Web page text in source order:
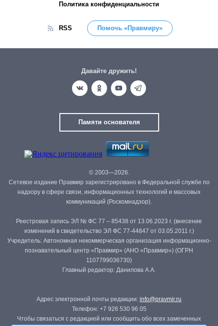
Политика конфиденциальности
RSS Помочь «Правмиру»
Давайте дружить!
Памяти основателя
© 2003—2026.
Сетевое издание Правмир зарегистрировано в Федеральной службе по
надзору в сфере связи, информационных технологий и массовых
коммуникаций (Роскомнадзор).
Реестровая запись ЭЛ № ФС 77 – 85438 от 13.06.2023 г. (внесение
изменений в свидетельство ЭЛ ФС 77-44847 от 03.05.2011 г.)
Учредитель: Автономная некоммерческая организация информационно-
познавательный центр «Правмир» (АНО «Правмир») (ОГРН
1107799036730)
Главный редактор: Данилова А.А.
Адрес электронной почты редакции: info@pravmir.ru
Телефон: +7 926 530 96 05
Чтобы связаться с редакцией или сообщить обо всех замеченных